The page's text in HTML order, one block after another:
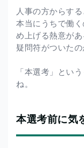
人事の方からす
本当にうちで働
め上げる熱意が
疑問符がついたの
「本選考」とい
ね。
本選考前に気